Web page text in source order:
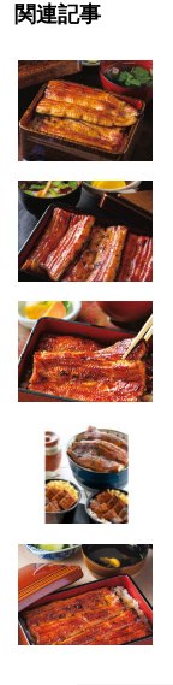
関連記事